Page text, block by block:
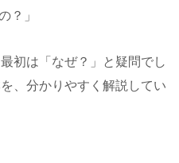
？」
初は「なぜ？」と疑問でし
、分かりやすく解説してい